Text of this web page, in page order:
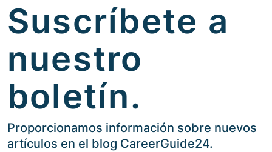
Suscríbete a
nuestro
boletín.
Proporcionamos información sobre nuevos
artículos en el blog CareerGuide24.